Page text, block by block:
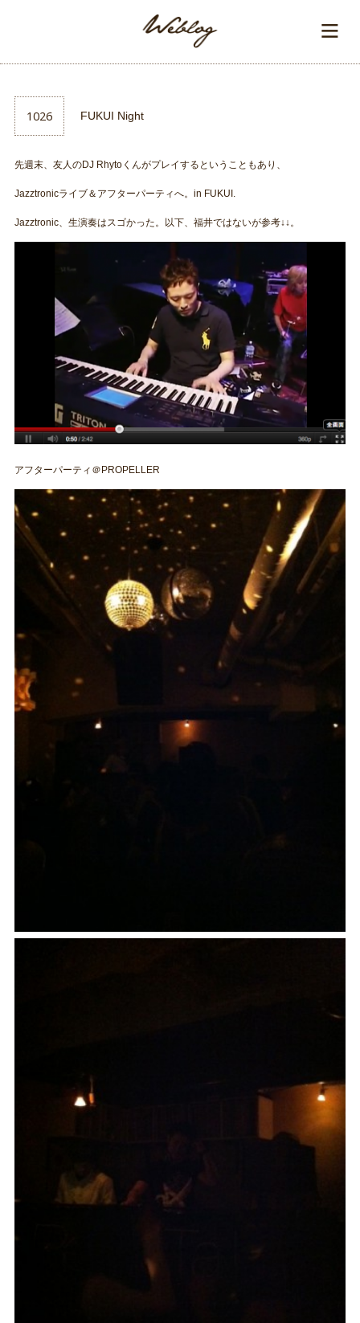
1026 FUKUI Night
先週末、友人のDJ Rhytoくんがプレイするということもあり、
Jazztronicライブ＆アフターパーティへ。in FUKUI.
Jazztronic、生演奏はスゴかった。以下、福井ではないが参考↓↓。
アフターパーティ＠PROPELLER